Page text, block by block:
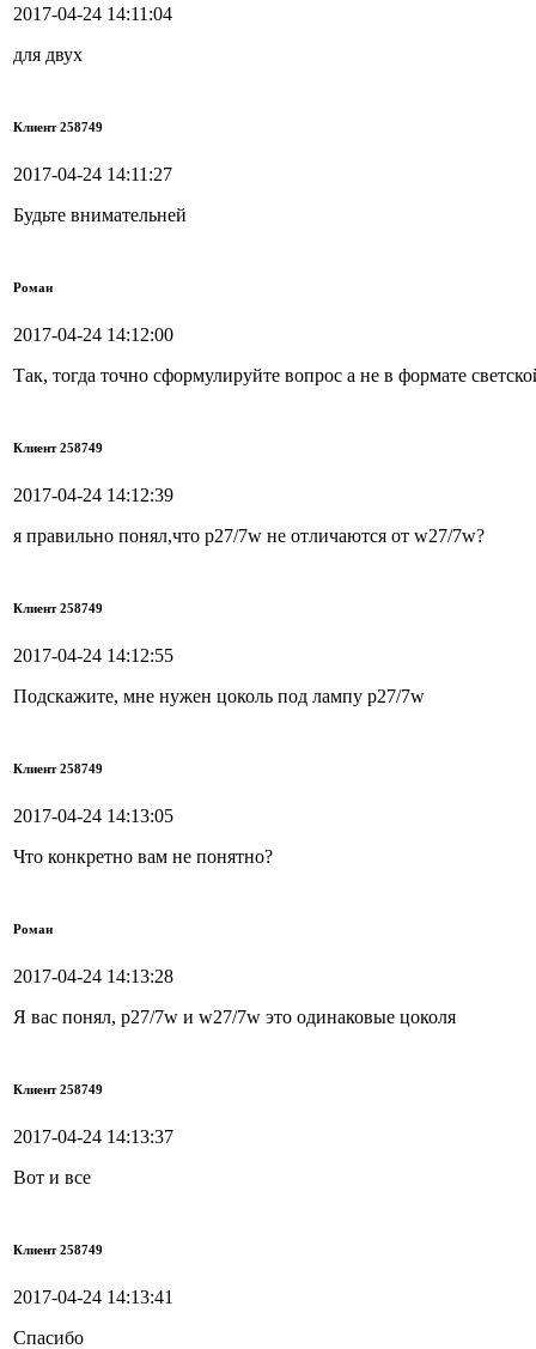
2017-04-24 14:11:04
для двух
Клиент 258749
2017-04-24 14:11:27
Будьте внимательней
Роман
2017-04-24 14:12:00
Так, тогда точно сформулируйте вопрос а не в формате
Клиент 258749
2017-04-24 14:12:39
я правильно понял,что p27/7w не отличаются от w27/7w?
Клиент 258749
2017-04-24 14:12:55
Подскажите, мне нужен цоколь под лампу p27/7w
Клиент 258749
2017-04-24 14:13:05
Что конкретно вам не понятно?
Роман
2017-04-24 14:13:28
Я вас понял, p27/7w и w27/7w это одинаковые цоколя
Клиент 258749
2017-04-24 14:13:37
Вот и все
Клиент 258749
2017-04-24 14:13:41
Спасибо